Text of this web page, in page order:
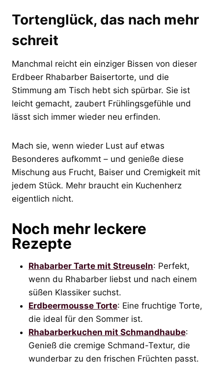
Tortenglück, das nach mehr
schreit
Manchmal reicht ein einziger Bissen von dieser
Erdbeer Rhabarber Baisertorte, und die
Stimmung am Tisch hebt sich spürbar. Sie ist
leicht gemacht, zaubert Frühlingsgefühle und
lässt sich immer wieder neu erfinden.
Mach sie, wenn wieder Lust auf etwas
Besonderes aufkommt – und genieße diese
Mischung aus Frucht, Baiser und Cremigkeit mit
jedem Stück. Mehr braucht ein Kuchenherz
eigentlich nicht.
Noch mehr leckere
Rezepte
Rhabarber Tarte mit Streuseln: Perfekt,
wenn du Rhabarber liebst und nach einem
süßen Klassiker suchst.
Erdbeermousse Torte: Eine fruchtige Torte,
die ideal für den Sommer ist.
Rhabarberkuchen mit Schmandhaube:
Genieß die cremige Schmand-Textur, die
wunderbar zu den frischen Früchten passt.